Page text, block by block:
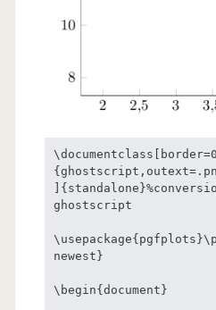
ghostscript
newest}
\begin{document}